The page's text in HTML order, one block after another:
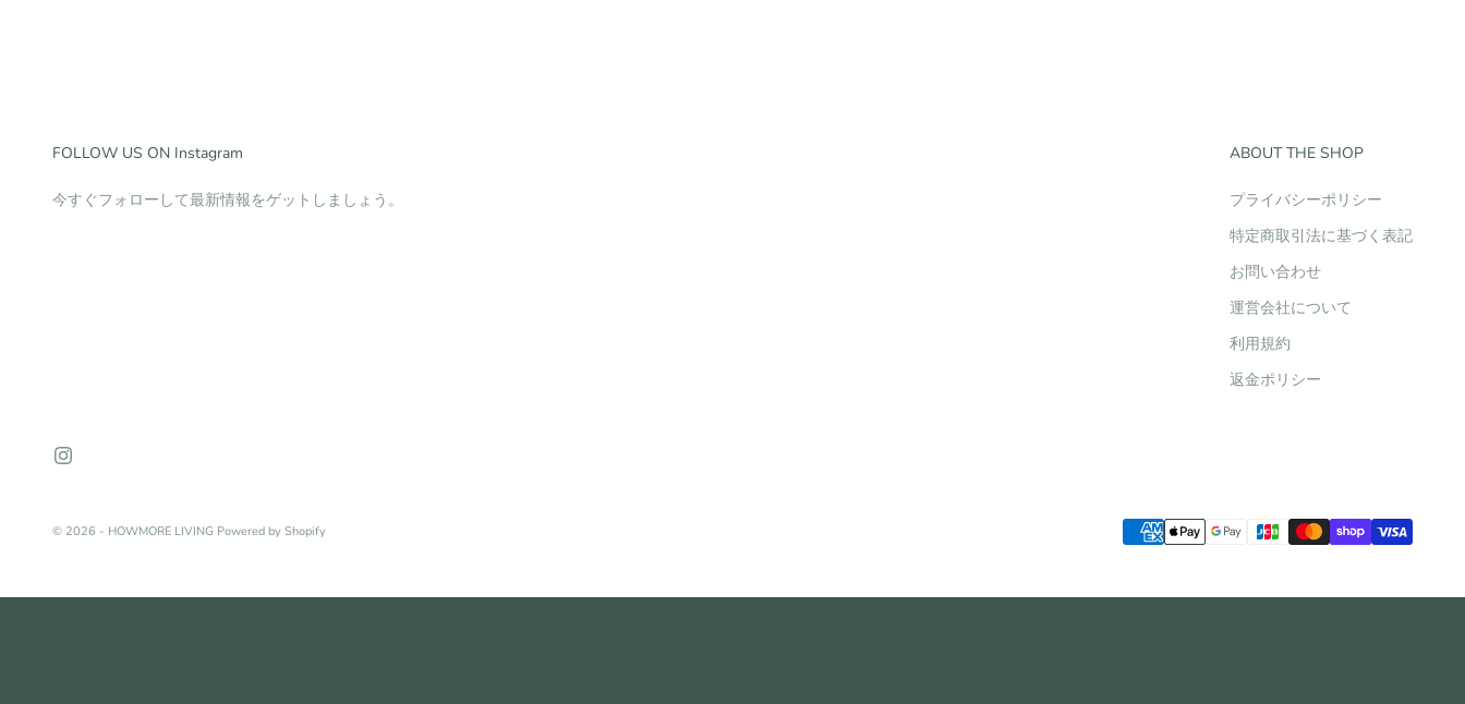
FOLLOW US ON Instagram
今すぐフォローして最新情報をゲットしましょう。
ABOUT THE SHOP
プライバシーポリシー
特定商取引法に基づく表記
お問い合わせ
運営会社について
利用規約
返金ポリシー
© 2026 - HOWMORE LIVING Powered by Shopify